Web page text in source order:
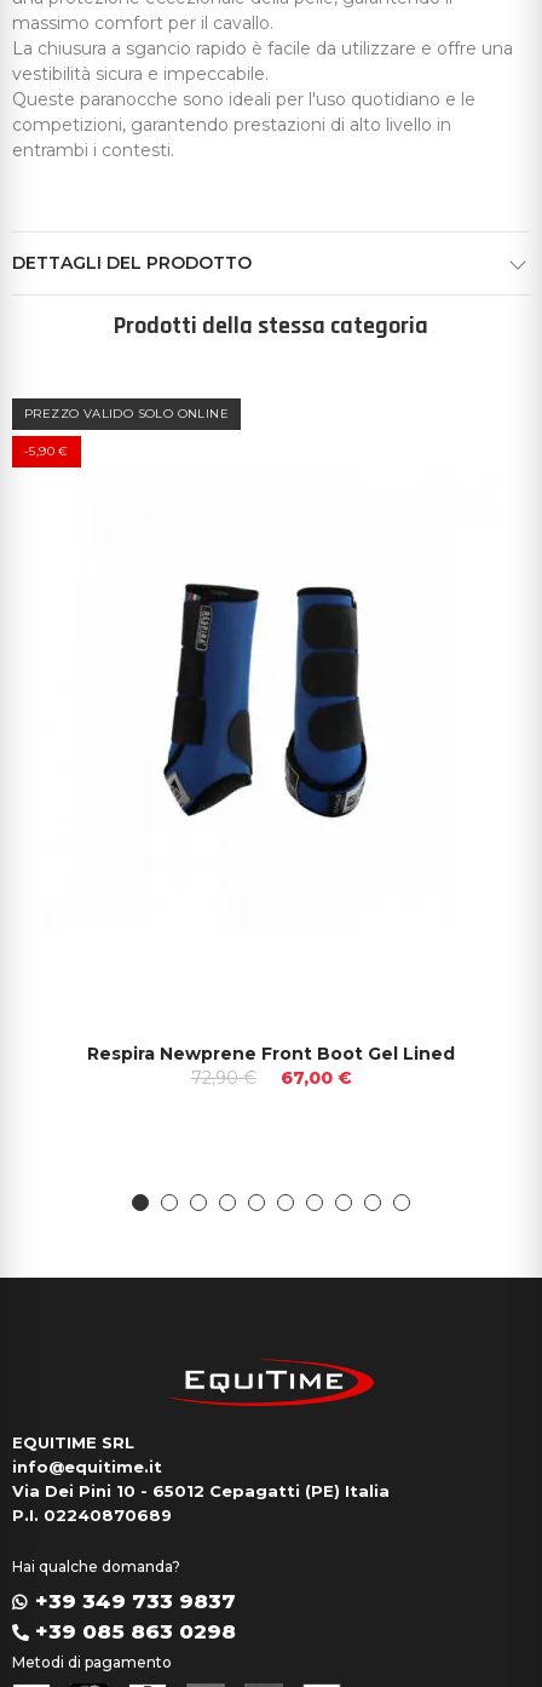
massimo comfort per il cavallo.
La chiusura a sgancio rapido è facile da utilizzare e offre una
vestibilità sicura e impeccabile.
Queste paranocche sono ideali per l'uso quotidiano e le
competizioni, garantendo prestazioni di alto livello in
entrambi i contesti.
DETTAGLI DEL PRODOTTO
Prodotti della stessa categoria
PREZZO VALIDO SOLO ONLINE
-5,90 €
Respira Newprene Front Boot Gel Lined
72,90 €
67,00 €
EQUITIME SRL
info@equitime.it
Via Dei Pini 10 - 65012 Cepagatti (PE) Italia
P.I. 02240870689
Hai qualche domanda?
+39 349 733 9837
+39 085 863 0298
Metodi di pagamento